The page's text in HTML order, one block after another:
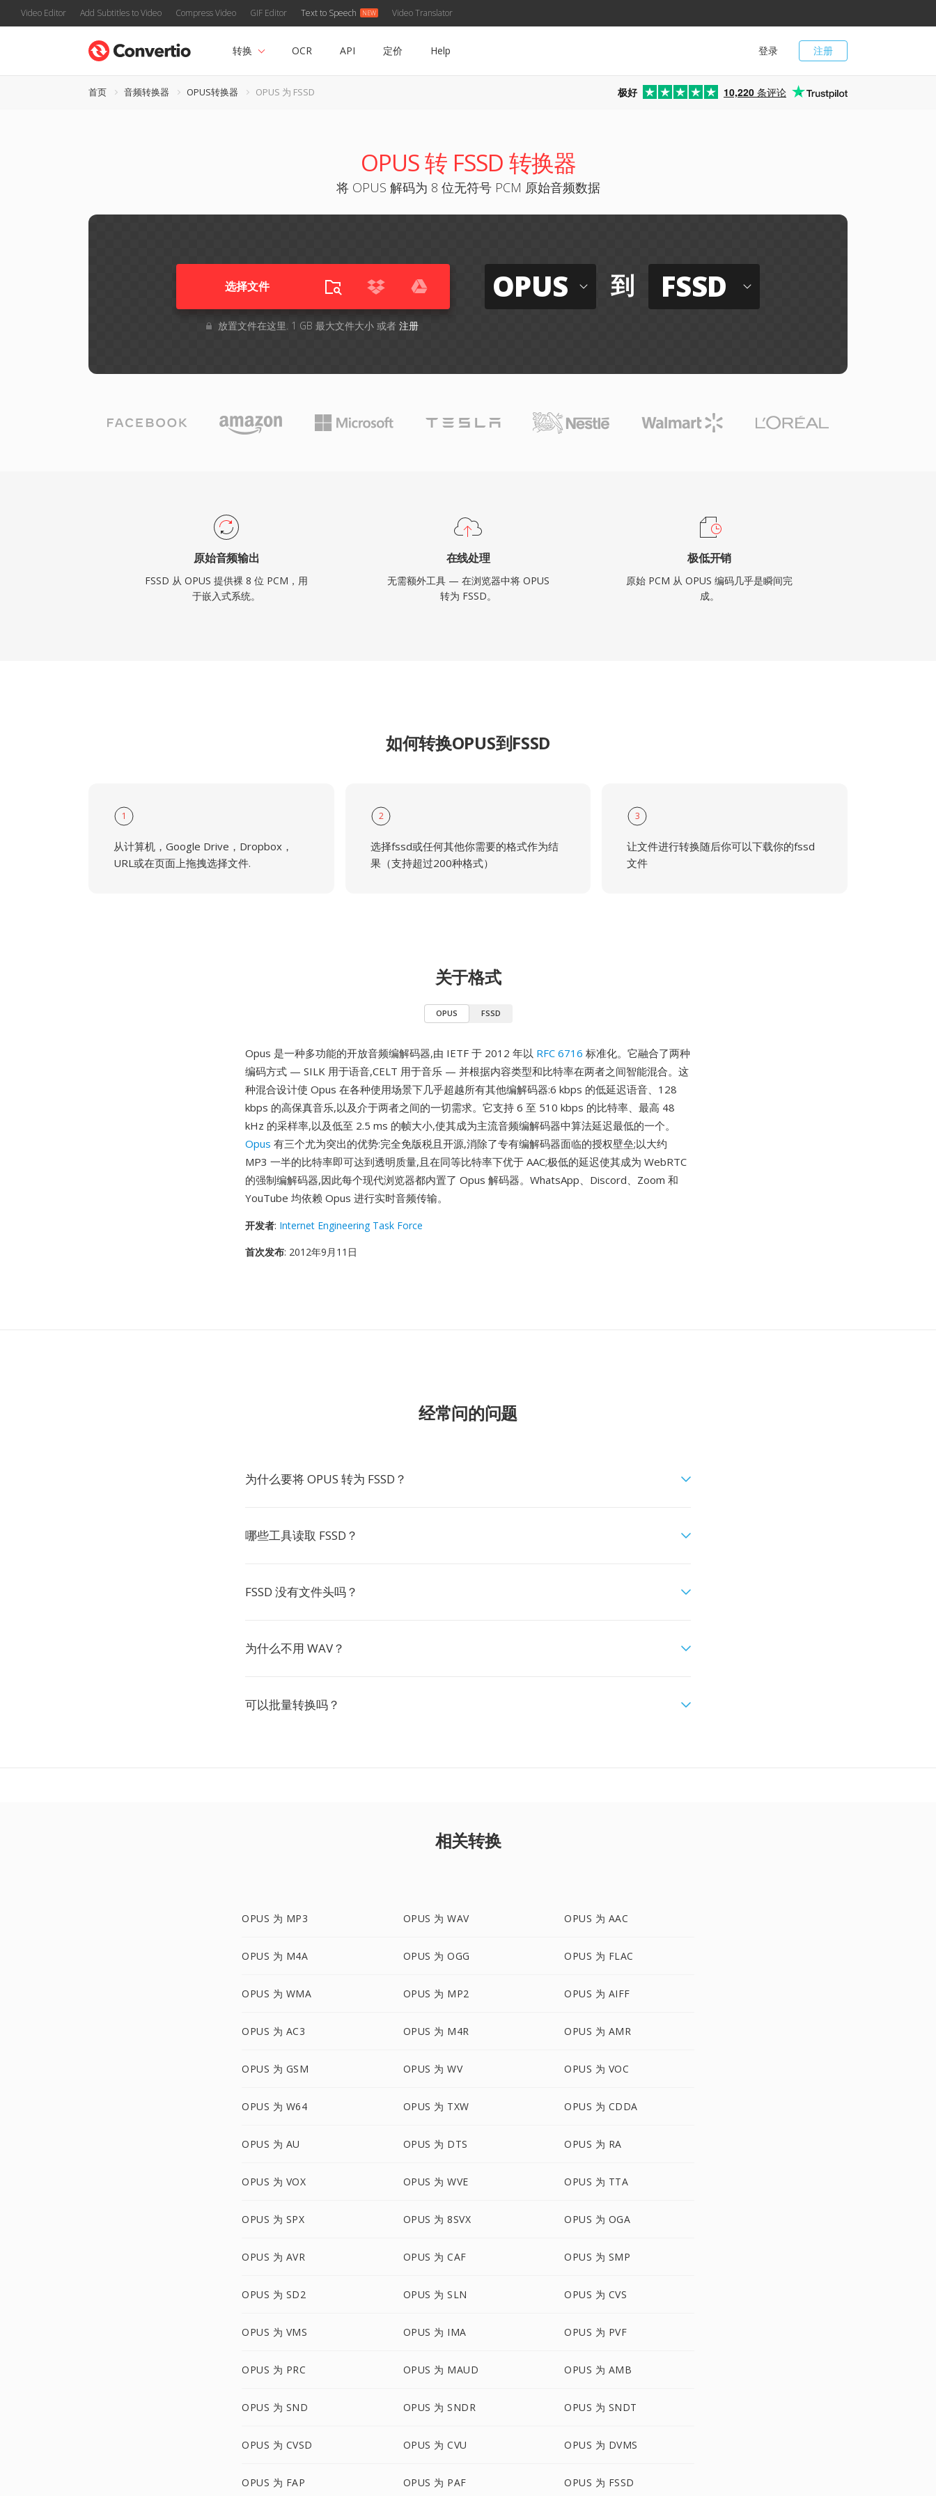
Video Editor Add Subtitles to Video Compress Video GIF Editor Text to Speech Video Translator
注册
登录
转换 OCR API 定价 Help
首页 音频转换器 OPUS转换器 OPUS 为 FSSD 极好 10,220 条评论
OPUS 转 FSSD 转换器
将 OPUS 解码为 8 位无符号 PCM 原始音频数据
选择文件
放置文件在这里. 1 GB 最大文件大小 或者 注册
OPUS 到 FSSD
原始音频输出
FSSD 从 OPUS 提供裸 8 位 PCM，用
于嵌入式系统。
在线处理
无需额外工具 — 在浏览器中将 OPUS
转为 FSSD。
极低开销
原始 PCM 从 OPUS 编码几乎是瞬间完
成。
如何转换OPUS到FSSD
1
从计算机，Google Drive，Dropbox，
URL或在页面上拖拽选择文件.
2
选择fssd或任何其他你需要的格式作为结
果（支持超过200种格式）
3
让文件进行转换随后你可以下载你的fssd
文件
关于格式
OPUS FSSD
Opus 是一种多功能的开放音频编解码器,由 IETF 于 2012 年以 RFC 6716 标准化。它融合了两种
编码方式 — SILK 用于语音,CELT 用于音乐 — 并根据内容类型和比特率在两者之间智能混合。这
种混合设计使 Opus 在各种使用场景下几乎超越所有其他编解码器:6 kbps 的低延迟语音、128
kbps 的高保真音乐,以及介于两者之间的一切需求。它支持 6 至 510 kbps 的比特率、最高 48
kHz 的采样率,以及低至 2.5 ms 的帧大小,使其成为主流音频编解码器中算法延迟最低的一个。
Opus 有三个尤为突出的优势:完全免版税且开源,消除了专有编解码器面临的授权壁垒;以大约
MP3 一半的比特率即可达到透明质量,且在同等比特率下优于 AAC;极低的延迟使其成为 WebRTC
的强制编解码器,因此每个现代浏览器都内置了 Opus 解码器。WhatsApp、Discord、Zoom 和
YouTube 均依赖 Opus 进行实时音频传输。
开发者: Internet Engineering Task Force
首次发布: 2012年9月11日
经常问的问题
为什么要将 OPUS 转为 FSSD？
哪些工具读取 FSSD？
FSSD 没有文件头吗？
为什么不用 WAV？
可以批量转换吗？
相关转换
OPUS 为 MP3 OPUS 为 WAV OPUS 为 AAC
OPUS 为 M4A OPUS 为 OGG OPUS 为 FLAC
OPUS 为 WMA OPUS 为 MP2 OPUS 为 AIFF
OPUS 为 AC3 OPUS 为 M4R OPUS 为 AMR
OPUS 为 GSM OPUS 为 WV OPUS 为 VOC
OPUS 为 W64 OPUS 为 TXW OPUS 为 CDDA
OPUS 为 AU OPUS 为 DTS OPUS 为 RA
OPUS 为 VOX OPUS 为 WVE OPUS 为 TTA
OPUS 为 SPX OPUS 为 8SVX OPUS 为 OGA
OPUS 为 AVR OPUS 为 CAF OPUS 为 SMP
OPUS 为 SD2 OPUS 为 SLN OPUS 为 CVS
OPUS 为 VMS OPUS 为 IMA OPUS 为 PVF
OPUS 为 PRC OPUS 为 MAUD OPUS 为 AMB
OPUS 为 SND OPUS 为 SNDR OPUS 为 SNDT
OPUS 为 CVSD OPUS 为 CVU OPUS 为 DVMS
OPUS 为 FAP OPUS 为 PAF OPUS 为 FSSD